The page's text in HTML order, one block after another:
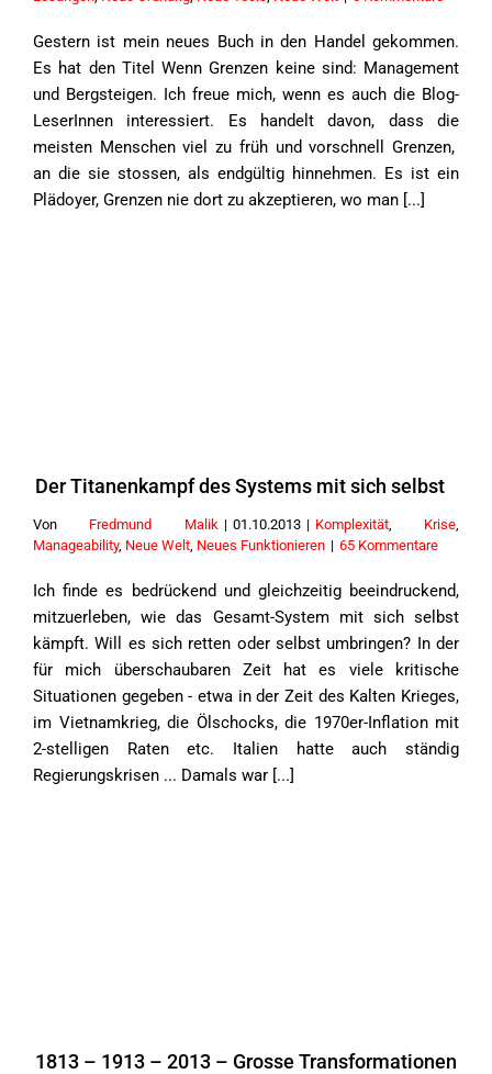
Gestern ist mein neues Buch in den Handel gekommen.
Es hat den Titel Wenn Grenzen keine sind: Management
und Bergsteigen. Ich freue mich, wenn es auch die Blog-
LeserInnen interessiert. Es handelt davon, dass die
meisten Menschen viel zu früh und vorschnell Grenzen,
an die sie stossen, als endgültig hinnehmen. Es ist ein
Plädoyer, Grenzen nie dort zu akzeptieren, wo man [...]
Der Titanenkampf des Systems mit sich selbst
Von Fredmund Malik | 01.10.2013 | Komplexität, Krise,
Manageability, Neue Welt, Neues Funktionieren | 65 Kommentare
Ich finde es bedrückend und gleichzeitig beeindruckend,
mitzuerleben, wie das Gesamt-System mit sich selbst
kämpft. Will es sich retten oder selbst umbringen? In der
für mich überschaubaren Zeit hat es viele kritische
Situationen gegeben - etwa in der Zeit des Kalten Krieges,
im Vietnamkrieg, die Ölschocks, die 1970er-Inflation mit
2-stelligen Raten etc. Italien hatte auch ständig
Regierungskrisen ... Damals war [...]
1813 – 1913 – 2013 – Grosse Transformationen